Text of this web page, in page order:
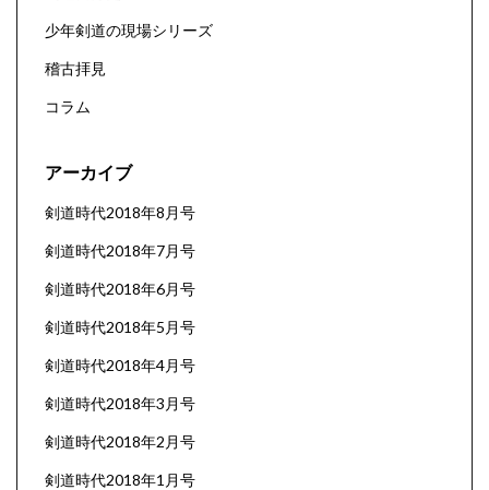
少年剣道の現場シリーズ
稽古拝見
コラム
アーカイブ
剣道時代2018年8月号
剣道時代2018年7月号
剣道時代2018年6月号
剣道時代2018年5月号
剣道時代2018年4月号
剣道時代2018年3月号
剣道時代2018年2月号
剣道時代2018年1月号